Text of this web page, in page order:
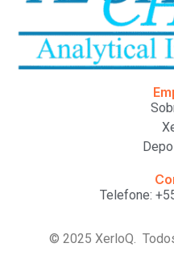
Telefone:
© 2025 XerloQ.